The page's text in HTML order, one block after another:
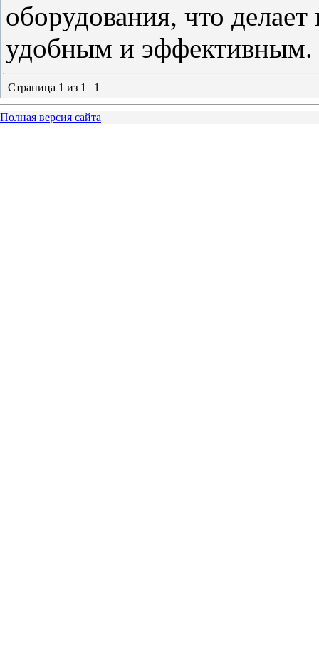
оборудования, что делает
удобным и эффективным.
Страница 1 из 1 1
Полная версия сайта